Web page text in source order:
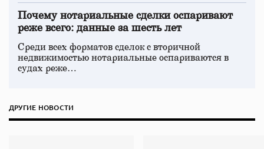
Почему нотариальные сделки оспаривают
реже всего: данные за шесть лет
Среди всех форматов сделок с вторичной
недвижимостью нотариальные оспариваются в
судах реже…
ДРУГИЕ НОВОСТИ